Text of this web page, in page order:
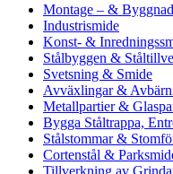
Montage – &
Industrismide
Konst- &
Stålbyggen &
Svetsning & Smide
Avväxlingar &
Metallpartier &
Bygga Ståltrappa,
Stålstommar &
Cortenstål &
Tillverkning av